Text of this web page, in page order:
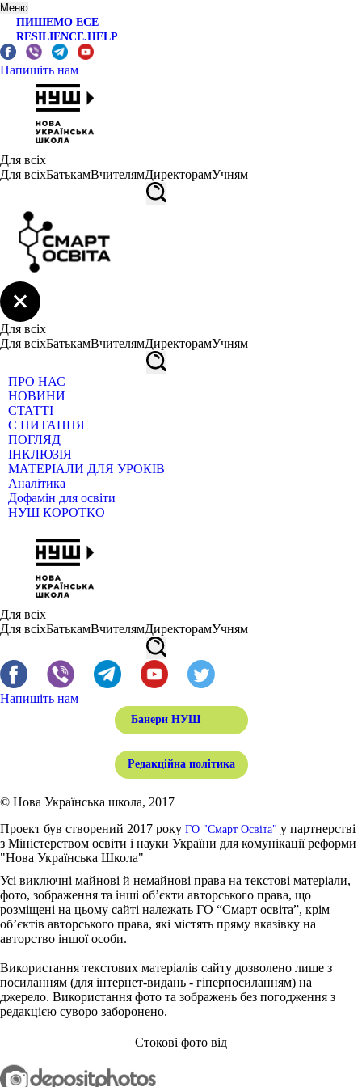
Меню
ПИШЕМО ЕСЕ
RESILIENCE.HELP
Напишіть нам
Для всіх
Для всіхБатькамВчителямДиректорамУчням
Для всіх
Для всіхБатькамВчителямДиректорамУчням
ПРО НАС
НОВИНИ
СТАТТІ
Є ПИТАННЯ
ПОГЛЯД
ІНКЛЮЗІЯ
МАТЕРІАЛИ ДЛЯ УРОКІВ
Аналітика
Дофамін для освіти
НУШ КОРОТКО
Для всіх
Для всіхБатькамВчителямДиректорамУчням
Напишіть нам
Банери НУШ
Редакційна політика
© Нова Українська школа, 2017
Проект був створений 2017 року ГО "Смарт Освіта" у партнерстві
з Міністерством освіти і науки України для комунікації реформи
"Нова Українська Школа"
Усі виключні майнові й немайнові права на текстові матеріали,
фото, зображення та інші об’єкти авторського права, що
розміщені на цьому сайті належать ГО “Смарт освіта”, крім
об’єктів авторського права, які містять пряму вказівку на
авторство іншої особи.
Використання текстових матеріалів сайту дозволено лише з
посиланням (для інтернет-видань - гіперпосиланням) на
джерело. Використання фото та зображень без погодження з
редакцією суворо заборонено.
Стокові фото від